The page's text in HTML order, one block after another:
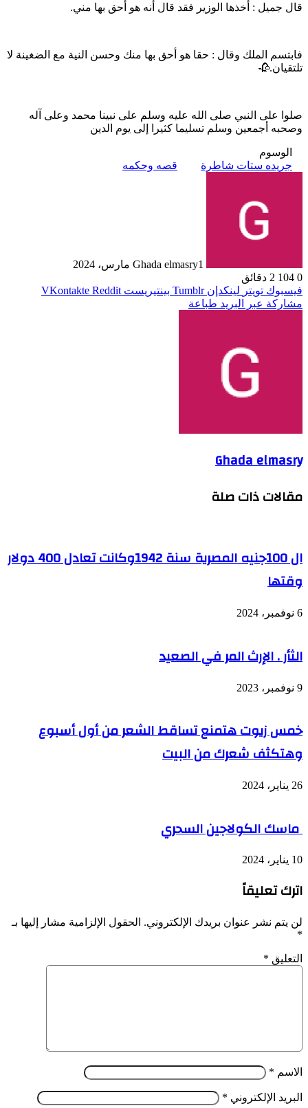
قال جميل : أخذها الوزير فقد قال أنه هو أحق بها مني.
فابتسم الملك وقال : حقا هو أحق بها منك وحسن النية مع الضغينة لا
تلتقيان.🥀
صلوا على النبي صلى الله عليه وسلم على نبينا محمد وعلى آله
وصحبه أجمعين وسلم تسليما كثيرا إلى يوم الدين
الوسوم
جريده ستات شاطرة
قصه وحكمه
Ghada elmasry1 مارس، 2024
0
2 دقائق
فيسبوك تويتر لينكدإن بينتيريست
مشاركة عبر البريد طباعة
Ghada elmasry
مقالات ذات صلة
ال 100جنيه المصرية سنة 1942وكانت تعادل 400 دولار
وقتها
6 نوفمبر، 2024
الثأر . الإرث المر في الصعيد
9 نوفمبر، 2023
خمس زيوت هتمنع تساقط الشعر من أول أسبوع
وهتكثف شعرك من البيت
26 يناير، 2024
ماسك الكولاجين السحري
10 يناير، 2024
اترك تعليقاً
لن يتم نشر عنوان بريدك الإلكتروني. الحقول الإلزامية مشار إليها بـ
*
التعليق *
الاسم *
البريد الإلكتروني *